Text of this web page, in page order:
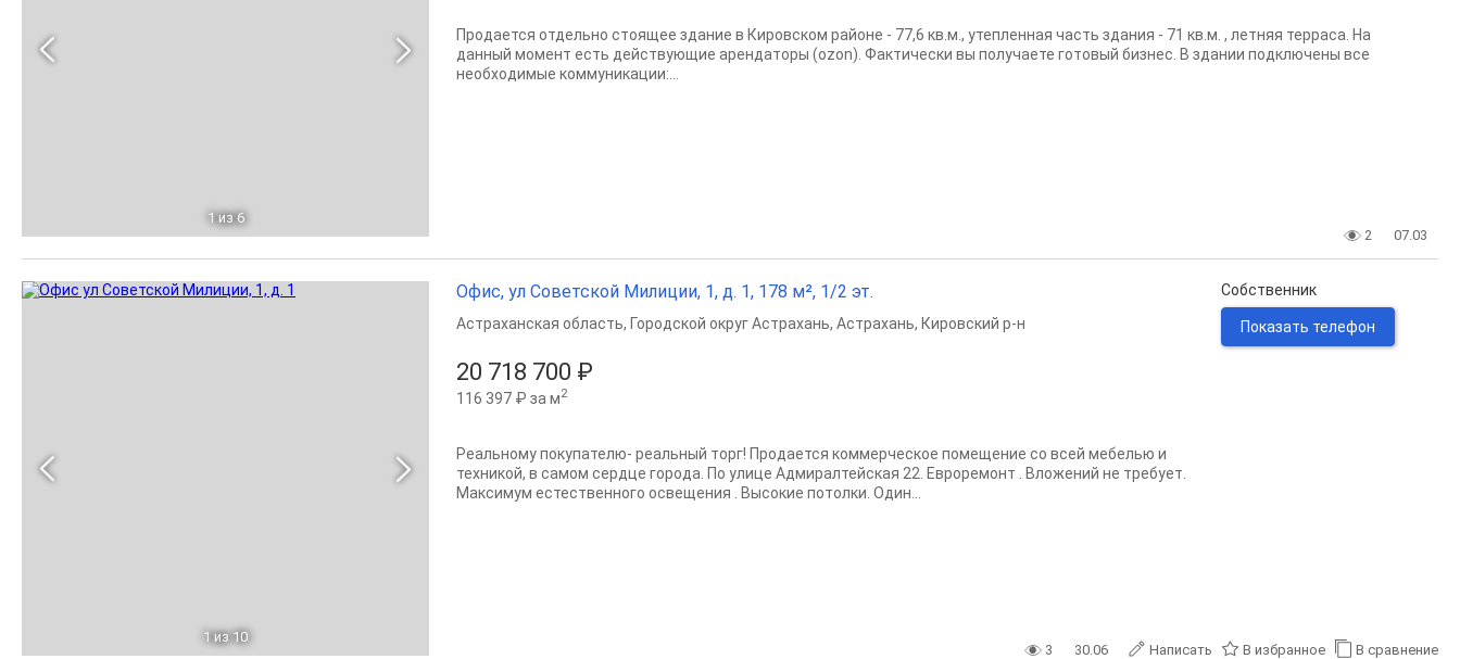
1 из 6
Продается отдельно стоящее здание в Кировском районе - 77,6 кв.м., утепленная часть здания - 71 кв.м. , летняя терраса. На
данный момент есть действующие арендаторы (ozon). Фактически вы получаете готовый бизнес. В здании подключены все
необходимые коммуникации:...
2 07.03
1 из 10
Офис, ул Советской Милиции, 1, д. 1, 178 м², 1/2 эт.
20 718 700 ₽
116 397 ₽ за м2
Астраханская область, Городской округ Астрахань, Астрахань, Кировский р-н
Реальному покупателю- реальный торг! Продается коммерческое помещение со всей мебелью и
техникой, в самом сердце города. По улице Адмиралтейская 22. Евроремонт . Вложений не требует.
Максимум естественного освещения . Высокие потолки. Один...
Собственник
Показать телефон
3 30.06 Написать В избранное В сравнение